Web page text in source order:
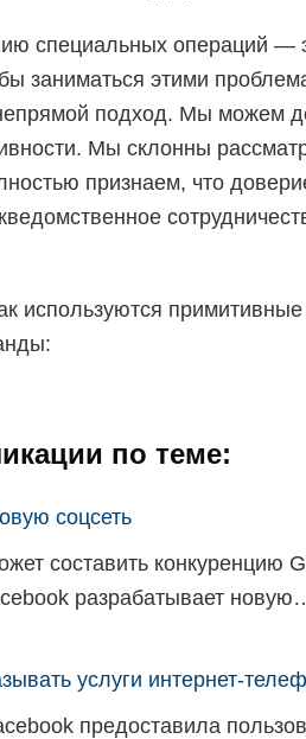
специальных операций —
заниматься этими
подход. Мы можем
Мы склонны
признаем, что
используются
по теме:
соцсеть
составить конкуренцию
разрабатывает
услуги интернет-
предоставила